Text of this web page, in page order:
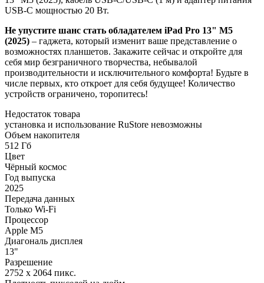
USB-C мощностью 20 Вт.
Не упустите шанс стать обладателем iPad Pro 13" M5
(2025) – гаджета, который изменит ваше представление о
возможностях планшетов. Закажите сейчас и откройте для
себя мир безграничного творчества, небывалой
производительности и исключительного комфорта! Будьте в
числе первых, кто откроет для себя будущее! Количество
устройств ограничено, торопитесь!
Недостаток товара
установка и использование RuStore невозможны
Объем накопителя
512 Гб
Цвет
Чёрный космос
Год выпуска
2025
Передача данных
Только Wi-Fi
Процессор
Apple M5
Диагональ дисплея
13"
Разрешение
2752 x 2064 пикс.